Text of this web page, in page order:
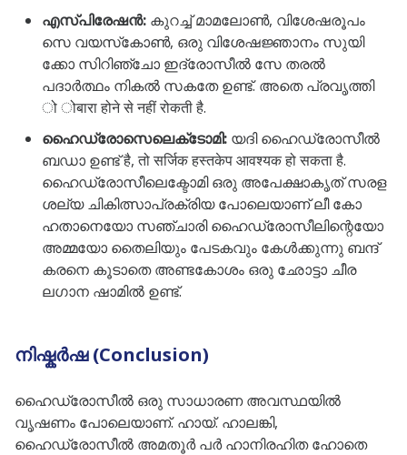
എസ്പിരേഷൻ: കുറച്ച് മാമലോൺ, വിശേഷരൂപം
സെ വയസ്‌കോൺ, ഒരു വിശേഷജ്ഞാനം സുയി
ക്കോ സിറിഞ്ചോ ഇദ്രോസീൽ സേ തരൽ
പദാർത്ഥം നികൽ സകതേ ഉണ്ട്. അതെ പ്രവൃത്തി
ो ोबारा होने से नहीं रोकती है.
ഹൈഡ്രോസെലെക്‌ടോമി: യദി ഹൈഡ്രോസീൽ
ബഡാ ഉണ്ട് है, तो सर्जिक हस्तकेप आवश्यक हो सकता है.
ഹൈഡ്രോസീലെക്ടോമി ഒരു അപേക്ഷാകൃത് സരള
ശല്യ ചികിത്സാപ്രക്രിയ പോലെയാണ് ലീ കോ
ഹതാനെയോ സഞ്ചാരി ഹൈഡ്രോസീലിന്റെയോ
അമ്മയോ തൈലിയും പേടകവും കേൾക്കുന്നു ബന്ദ്
കരനെ കൂടാതെ അണ്ടകോശം ഒരു ഛോട്ടാ ചീര
ലഗാന ഷാമിൽ ഉണ്ട്.
നിഷ്കർഷ (Conclusion)
ഹൈഡ്രോസീൽ ഒരു സാധാരണ അവസ്ഥയിൽ
വൃഷണം പോലെയാണ്. ഹായ്. ഹാലങ്കി,
ഹൈഡ്രോസീൽ അമതൂർ പർ ഹാനിരഹിത ഹോതെ